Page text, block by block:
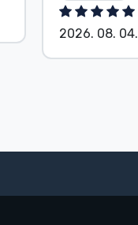
2026. 08. 04.